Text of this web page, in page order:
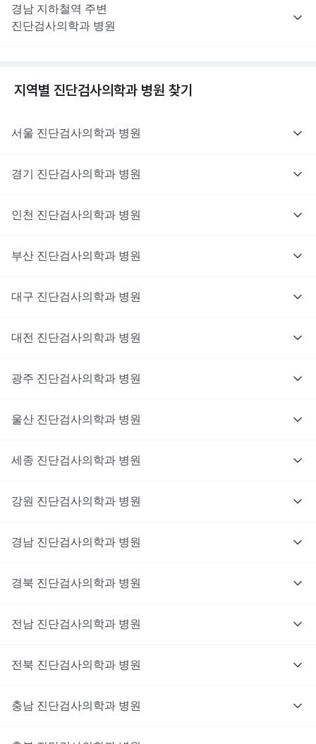
경남 지하철역 주변
진단검사의학과 병원
지역별 진단검사의학과 병원 찾기
서울 진단검사의학과 병원
경기 진단검사의학과 병원
인천 진단검사의학과 병원
부산 진단검사의학과 병원
대구 진단검사의학과 병원
대전 진단검사의학과 병원
광주 진단검사의학과 병원
울산 진단검사의학과 병원
세종 진단검사의학과 병원
강원 진단검사의학과 병원
경남 진단검사의학과 병원
경북 진단검사의학과 병원
전남 진단검사의학과 병원
전북 진단검사의학과 병원
충남 진단검사의학과 병원
대기없이 진료를 받고 싶으신가요?